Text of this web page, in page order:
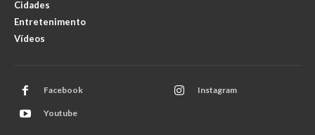
Cidades
Entretenimento
Vídeos
Facebook Instagram
Youtube